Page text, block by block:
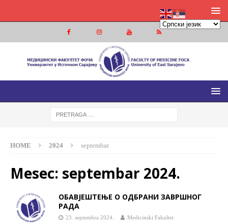
МЕДИЦИНСКИ ФАКУЛТЕТ ФОЧА
МЕДИЦИНСКИ ФАКУЛТЕТ УНИВЕРЗИТЕТА У ИСТОЧНОМ
HOME 2024 septembar
Mesec: septembar 2024.
ОБАВЈЕШТЕЊЕ О ОДБРАНИ ЗАВРШНОГ
РАДА
23. septembra 2024. Medicinski Fakultet